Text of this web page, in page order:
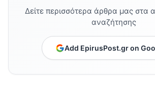
Δείτε περισσότερα άρθρα μας στα
αναζήτησης
Add EpirusPost.gr on